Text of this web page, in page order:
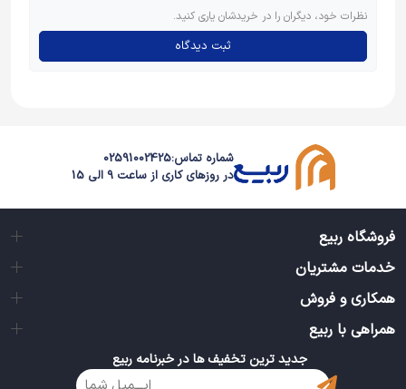
نظرات خود، دیگران را در خریدشان یاری کنید.
ثبت دیدگاه
شماره تماس:02591002425
در روزهای کاری از ساعت 9 الی 15
فروشگاه ربیع
خدمات مشتریان
همکاری و فروش
همراهی با ربیع
جدید ترین تخفیف ها در خبرنامه ربیع